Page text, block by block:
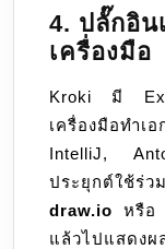
4. ปลั๊กอิน
เครื่องมือ
Kroki มี
เครื่องมือทำ
IntelliJ,
ประยุกต์ใช้ร่
draw.io หรือ
แล้วไปแสดงผ